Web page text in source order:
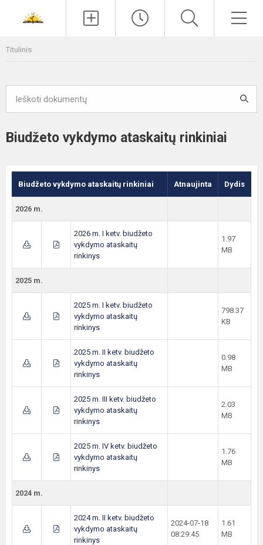
Titulinis
Biudžeto vykdymo ataskaitų rinkiniai
Biudžeto vykdymo ataskaitų rinkiniai Atnaujinta Dydis
2026 m.
2026 m. I ketv. biudžeto
vykdymo ataskaitų
rinkinys
1.97
MB
2025 m.
2025 m. I ketv. biudžeto
vykdymo ataskaitų
rinkinys
798.37
KB
2025 m. II ketv. biudžeto
vykdymo ataskaitų
rinkinys
0.98
MB
2025 m. III ketv. biudžeto
vykdymo ataskaitų
rinkinys
2.03
MB
2025 m. IV ketv. biudžeto
vykdymo ataskaitų
rinkinys
1.76
MB
2024 m.
2024 m. II ketv. biudžeto
vykdymo ataskaitų
rinkinys
2024-07-18
08:29:45
1.61
MB